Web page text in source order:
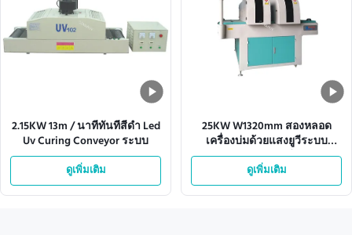
2.15KW 13m / นาทีทันทีสีดำ Led
Uv Curing Conveyor ระบบ
ดูเพิ่มเติม
25KW W1320mm สองหลอด
เครื่องบ่มด้วยแสงยูวีระบบ
สายพานลำเลียง
ดูเพิ่มเติม